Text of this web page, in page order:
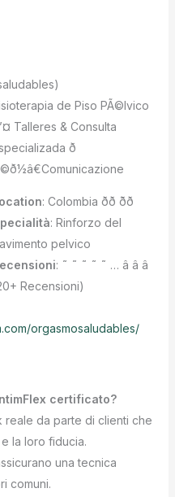
de Piso PÃ©lvico
Talleres & Consulta
ð
: Colombia ðð ̈ðð
: Rinforzo del
pelvico
: ˜ ˜ ˜ ˜ ˜ … â â â
Recensioni)
orgasmosaludables/
certificato?
reale da parte di clienti che
la loro fiducia.
una tecnica
comuni.